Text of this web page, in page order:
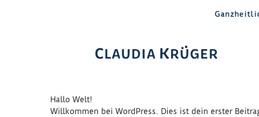
Hallo Welt!
Willkommen bei WordPress. Dies ist dein erster